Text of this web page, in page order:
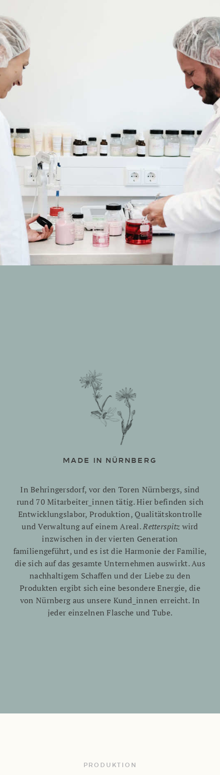
PRODUKTION
MADE IN NÜRNBERG
In Behringersdorf, vor den Toren Nürnbergs, sind
rund 70 Mitarbeiter_innen tätig. Hier befinden sich
Entwicklungslabor, Produktion, Qualitätskontrolle
und Verwaltung auf einem Areal.Retterspitz wird
inzwischen in der vierten Generation
familiengeführt, und es ist die Harmonie der Familie,
die sich auf das gesamte Unternehmen auswirkt. Aus
nachhaltigem Schaffen und der Liebe zu den
Produkten ergibt sich eine besondere Energie, die
von Nürnberg aus unsere Kund_innen erreicht. In
jeder einzelnen Flasche und Tube.